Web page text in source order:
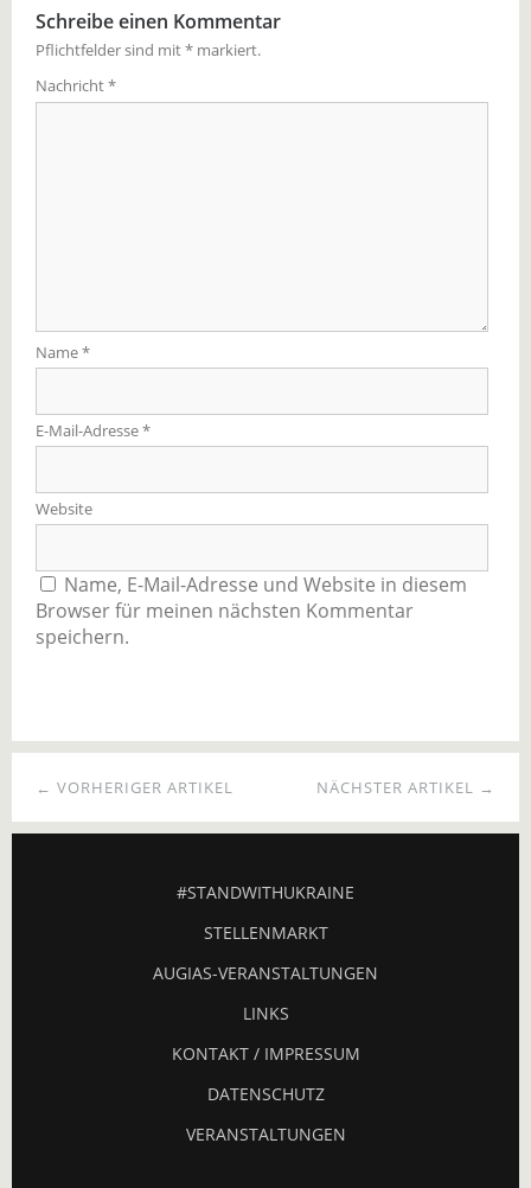
Schreibe einen Kommentar
Pflichtfelder sind mit* markiert.
Nachricht*
Name*
E-Mail-Adresse*
Website
Name, E-Mail-Adresse und Website in diesem
Browser für meinen nächsten Kommentar
speichern.
NÄCHSTER ARTIKEL →
← VORHERIGER ARTIKEL
#STANDWITHUKRAINE
STELLENMARKT
AUGIAS-VERANSTALTUNGEN
LINKS
KONTAKT / IMPRESSUM
DATENSCHUTZ
VERANSTALTUNGEN